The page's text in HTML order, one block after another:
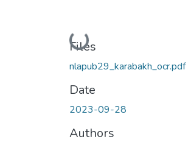
Loading...
Files
nlapub29_karabakh_ocr.pdf
Date
2023-09-28
Authors